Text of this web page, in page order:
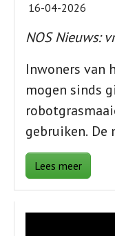
16-04-2026
NOS Nieuws:
Inwoners van
mogen sinds
gebruiken. De
Lees meer